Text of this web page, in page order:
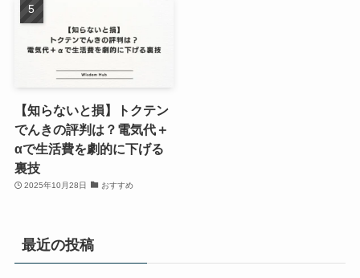
【知らないと損】トクテン
でんきの評判は？電気代＋
αで生活費を劇的に下げる
裏技
2025年10月28日 おすすめ
最近の投稿